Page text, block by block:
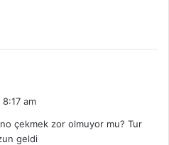
8:17 am
çekmek zor olmuyor mu? Tur
geldi